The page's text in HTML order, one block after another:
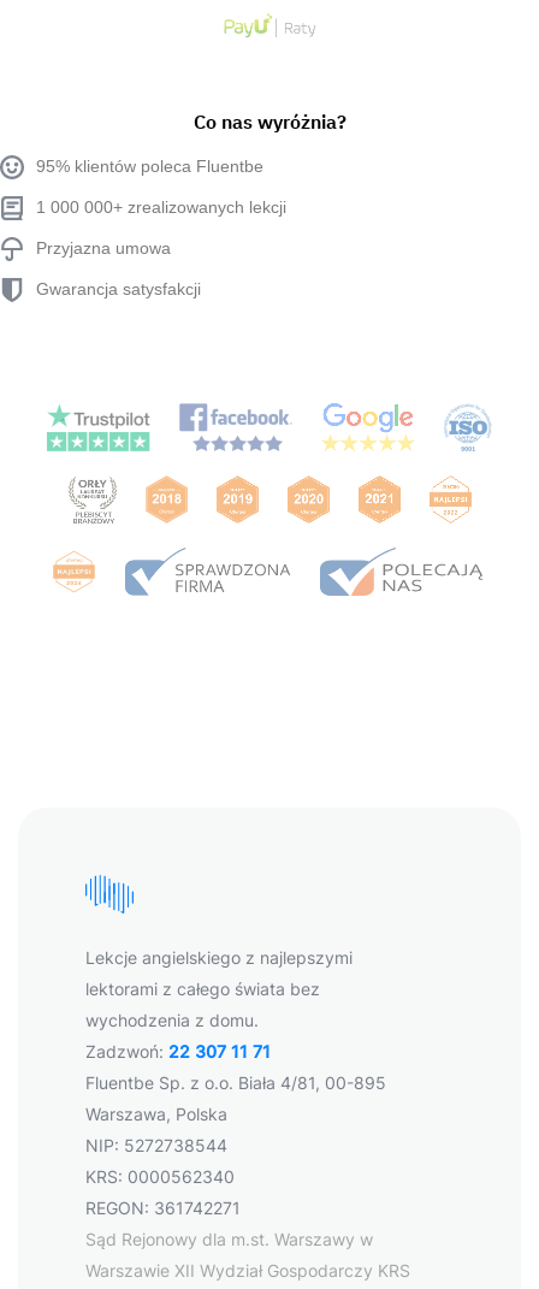
Co nas wyróżnia?
95% klientów poleca Fluentbe
1 000 000+ zrealizowanych lekcji
Przyjazna umowa
Gwarancja satysfakcji
Lekcje angielskiego z najlepszymi
lektorami z całego świata bez
wychodzenia z domu.
Zadzwoń: 22 307 11 71
Fluentbe Sp. z o.o. Biała 4/81, 00-895
Warszawa, Polska
NIP: 5272738544
KRS: 0000562340
REGON: 361742271
Sąd Rejonowy dla m.st. Warszawy w
Warszawie XII Wydział Gospodarczy KRS